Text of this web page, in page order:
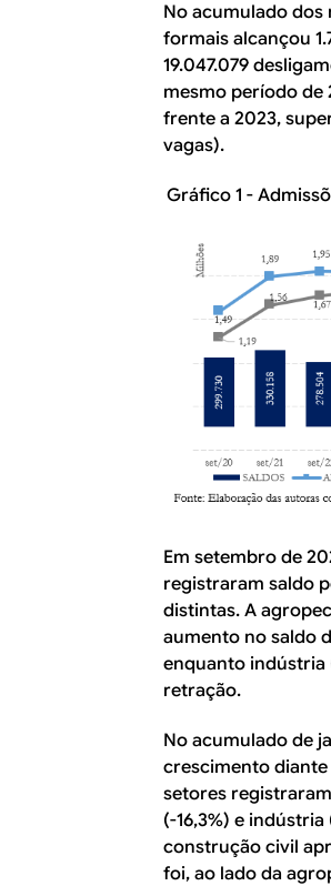
No acumulado dos
formais alcançou
19.047.079
mesmo período de
frente a 2023,
vagas).
Gráfico 1 -
Em setembro de
registraram saldo
distintas. A
aumento no saldo
enquanto indústria
retração.
No acumulado de
crescimento diante
setores
(-16,3%) e
construção civil
foi, ao lado da